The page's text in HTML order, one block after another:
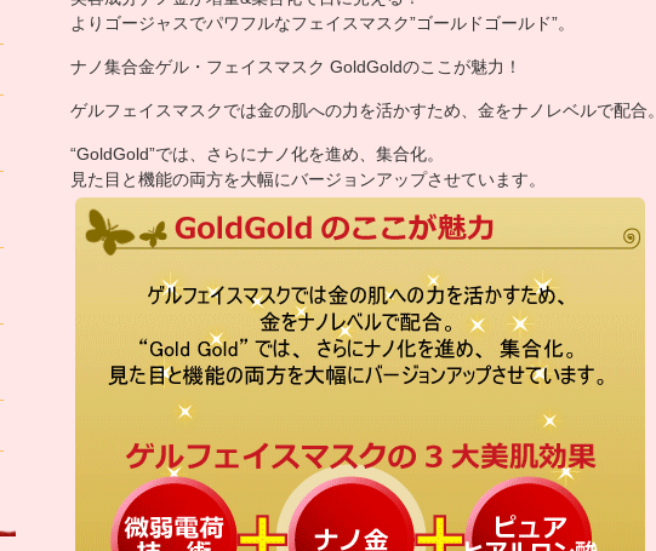
よりゴージャスでパワフルなフェイスマスク”ゴールドゴールド”。
ナノ集合金ゲル・フェイスマスク GoldGoldのここが魅力！
ゲルフェイスマスクでは金の肌への力を活かすため、金をナノレベルで配合。
“GoldGold”では、さらにナノ化を進め、集合化。
見た目と機能の両方を大幅にバージョンアップさせています。